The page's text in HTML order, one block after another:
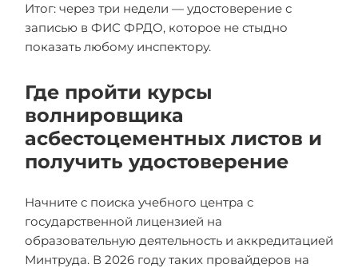
Итог: через три недели — удостоверение с
записью в ФИС ФРДО, которое не стыдно
показать любому инспектору.
Где пройти курсы
волнировщика
асбестоцементных листов и
получить удостоверение
Начните с поиска учебного центра с
государственной лицензией на
образовательную деятельность и аккредитацией
Минтруда. В 2026 году таких провайдеров на